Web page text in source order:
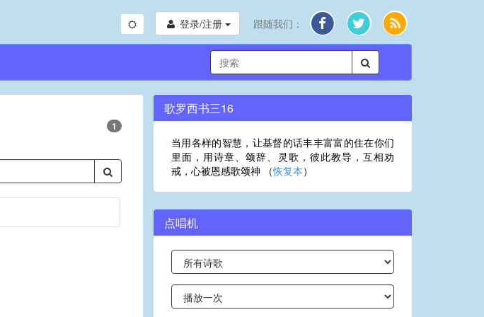
登录/注册 跟随我们：
1
歌罗西书三16
当用各样的智慧，让基督的话丰丰富富的住在你们
里面，用诗章、颂辞、灵歌，彼此教导，互相劝
戒，心被恩感歌颂神 （恢复本）
点唱机